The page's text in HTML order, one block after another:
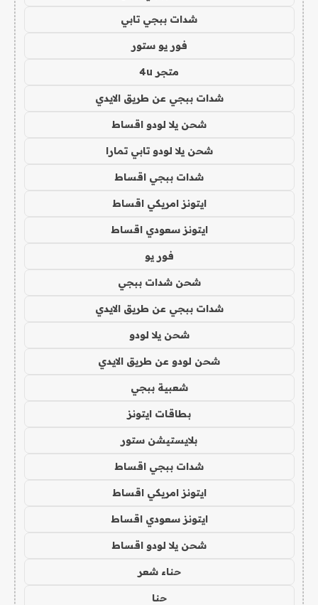
شدات ببجي تابي
فور يو ستور
متجر 4u
شدات ببجي عن طريق الايدي
شحن يلا لودو اقساط
شحن يلا لودو تابي تمارا
شدات ببجي اقساط
ايتونز امريكي اقساط
ايتونز سعودي اقساط
فور يو
شحن شدات ببجي
شدات ببجي عن طريق الايدي
شحن يلا لودو
شحن لودو عن طريق الايدي
شعبية ببجي
بطاقات ايتونز
بلايستيشن ستور
شدات ببجي اقساط
ايتونز امريكي اقساط
ايتونز سعودي اقساط
شحن يلا لودو اقساط
حناء شعر
حنا